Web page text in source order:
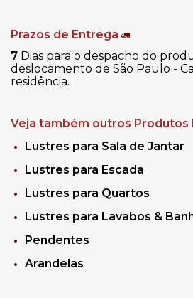
Prazos de Entrega 🚛
7 Dias para o despacho do
deslocamento de São Paulo -
residência.
Veja também outros Produtos
Lustres para Sala de Jantar
Lustres para Escada
Lustres para Quartos
Lustres para Lavabos &
Pendentes
Arandelas